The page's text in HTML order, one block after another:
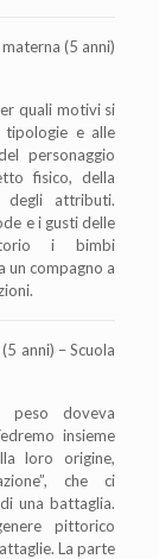
(5 anni)
quali motivi si
tipologie e alle
delpersonaggio
fisico, della
degli attributi.
e i gusti delle
i bimbi
compagno a
anni) – Scuola
peso doveva
insieme
loro origine,
che ci
una battaglia.
pittorico
La parte